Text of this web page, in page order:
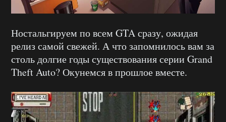
Ностальгируем по всем GTA сразу, ожидая
релиз самой свежей. А что запомнилось вам за
столь долгие годы существования серии Grand
Theft Auto? Окунемся в прошлое вместе.